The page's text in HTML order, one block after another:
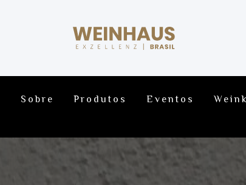
Sobre Produtos Eventos